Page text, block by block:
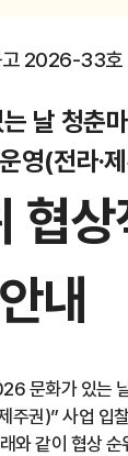
고 2026-33호
날 청춘
영(전라·
협
안내
문화가 있는
주권)” 사업 입
와 같이 협상 순